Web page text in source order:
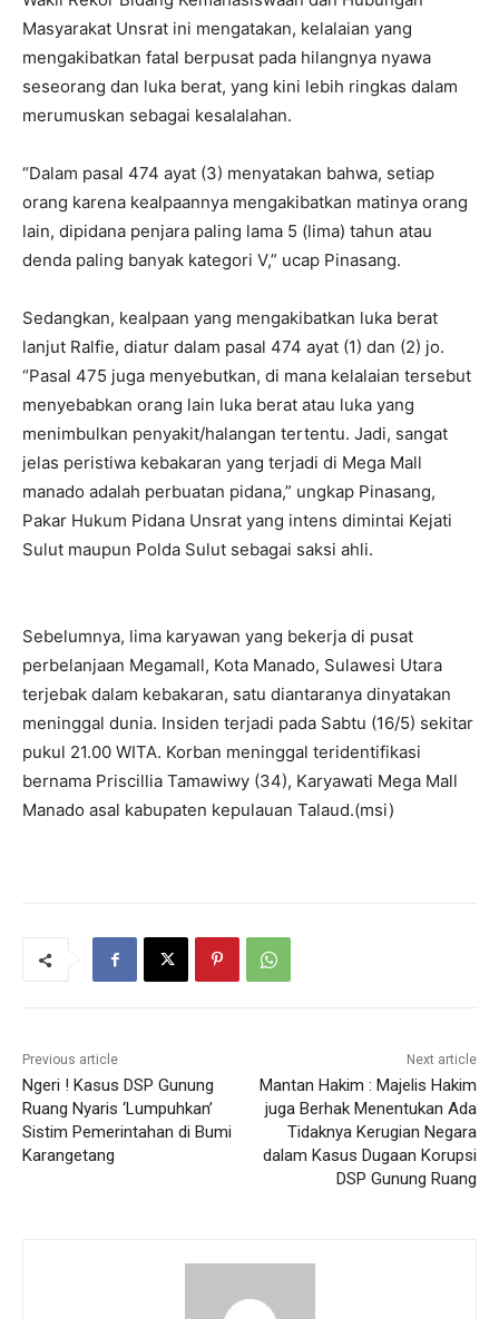
Masyarakat Unsrat ini mengatakan, kelalaian yang
mengakibatkan fatal berpusat pada hilangnya nyawa
seseorang dan luka berat, yang kini lebih ringkas dalam
merumuskan sebagai kesalalahan.
“Dalam pasal 474 ayat (3) menyatakan bahwa, setiap
orang karena kealpaannya mengakibatkan matinya orang
lain, dipidana penjara paling lama 5 (lima) tahun atau
denda paling banyak kategori V,” ucap Pinasang.
Sedangkan, kealpaan yang mengakibatkan luka berat
lanjut Ralfie, diatur dalam pasal 474 ayat (1) dan (2) jo.
“Pasal 475 juga menyebutkan, di mana kelalaian tersebut
menyebabkan orang lain luka berat atau luka yang
menimbulkan penyakit/halangan tertentu. Jadi, sangat
jelas peristiwa kebakaran yang terjadi di Mega Mall
manado adalah perbuatan pidana,” ungkap Pinasang,
Pakar Hukum Pidana Unsrat yang intens dimintai Kejati
Sulut maupun Polda Sulut sebagai saksi ahli.
Sebelumnya, lima karyawan yang bekerja di pusat
perbelanjaan Megamall, Kota Manado, Sulawesi Utara
terjebak dalam kebakaran, satu diantaranya dinyatakan
meninggal dunia. Insiden terjadi pada Sabtu (16/5) sekitar
pukul 21.00 WITA. Korban meninggal teridentifikasi
bernama Priscillia Tamawiwy (34), Karyawati Mega Mall
Manado asal kabupaten kepulauan Talaud.(msi)
Previous article
Ngeri ! Kasus DSP Gunung
Ruang Nyaris ‘Lumpuhkan’
Sistim Pemerintahan di Bumi
Karangetang
Next article
Mantan Hakim : Majelis Hakim
juga Berhak Menentukan Ada
Tidaknya Kerugian Negara
dalam Kasus Dugaan Korupsi
DSP Gunung Ruang